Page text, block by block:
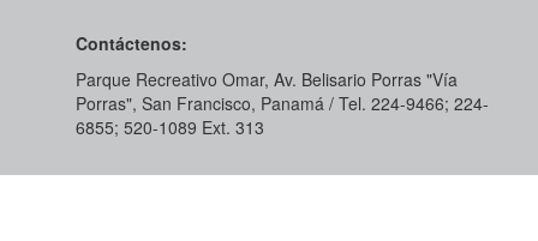
Contáctenos:
Parque Recreativo Omar, Av. Belisario Porras "Vía
Porras", San Francisco, Panamá / Tel. 224-9466; 224-
6855; 520-1089​ Ext. 313